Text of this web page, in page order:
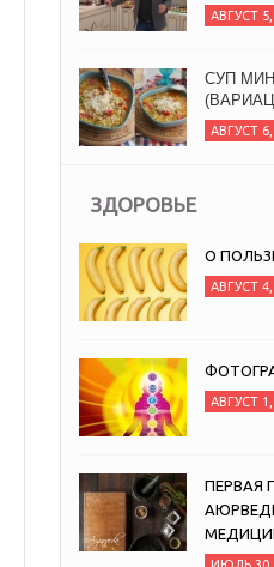
АВГУСТ 6,
ЗДОРОВЬЕ
О
АВГУСТ 4,
АВГУСТ 1,
ПЕРВАЯ